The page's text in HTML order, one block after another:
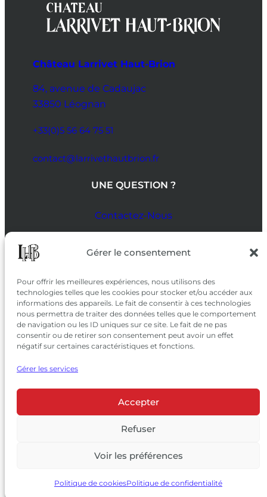
Gérer le consentement
Pour offrir les meilleures expériences, nous utilisons des
technologies telles que les cookies pour stocker et/ou accéder aux
informations des appareils. Le fait de consentir à ces technologies
nous permettra de traiter des données telles que le comportement
de navigation ou les ID uniques sur ce site. Le fait de ne pas
consentir ou de retirer son consentement peut avoir un effet
négatif sur certaines caractéristiques et fonctions.
Gérer les services
Accepter
Refuser
Voir les préférences
Politique de cookiesPolitique de confidentialité
Château Larrivet Haut-Brion
84, avenue de Cadaujac
33850 Léognan
+33(0)5 56 64 75 51
contact@larrivethautbrion.fr
UNE QUESTION ?
Contactez-Nous
SUIVEZ-NOUS
SUR LES RÉSEAUX
© 2026 Château Larrivet Haut-Brion |
Mentions légales|Politique de confidentialité
|CGV
L’ABUS D’ALCOOL EST DANGEREUX POUR LA SANTÉ, À